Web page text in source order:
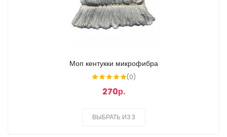
Моп кентукки микрофибра
(0)
270р.
ВЫБРАТЬ ИЗ 3